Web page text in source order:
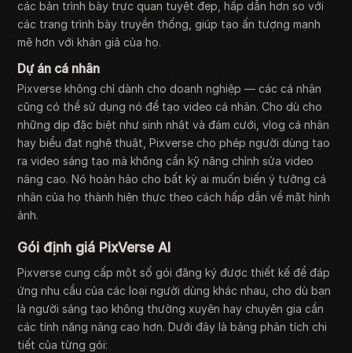
các bản trình bày trực quan tuyệt đẹp, hấp dẫn hơn so với
các trang trình bày truyền thống, giúp tạo ấn tượng mạnh
mẽ hơn với khán giả của họ.
Dự án cá nhân
Pixverse không chỉ dành cho doanh nghiệp — các cá nhân
cũng có thể sử dụng nó để tạo video cá nhân. Cho dù cho
những dịp đặc biệt như sinh nhật và đám cưới, vlog cá nhân
hay biểu đạt nghệ thuật, Pixverse cho phép người dùng tạo
ra video sáng tạo mà không cần kỹ năng chỉnh sửa video
nâng cao. Nó hoàn hảo cho bất kỳ ai muốn biến ý tưởng cá
nhân của họ thành hiện thực theo cách hấp dẫn về mặt hình
ảnh.
Gói định giá PixVerse AI
Pixverse cung cấp một số gói đăng ký được thiết kế để đáp
ứng nhu cầu của các loại người dùng khác nhau, cho dù bạn
là người sáng tạo không thường xuyên hay chuyên gia cần
các tính năng nâng cao hơn. Dưới đây là bảng phân tích chi
tiết của từng gói: